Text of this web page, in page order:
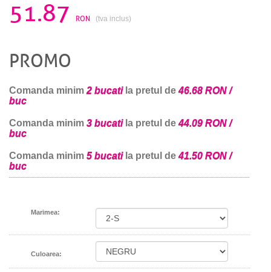
51.87 RON (tva inclus)
PROMO
Comanda minim 2 bucatila pretul de46.68 RON /
buc
Comanda minim 3 bucatila pretul de44.09 RON /
buc
Comanda minim 5 bucatila pretul de41.50 RON /
buc
Marimea:
Culoarea: